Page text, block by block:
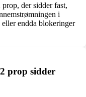
der sidder fast,
i
endda blokeringer
prop sidder